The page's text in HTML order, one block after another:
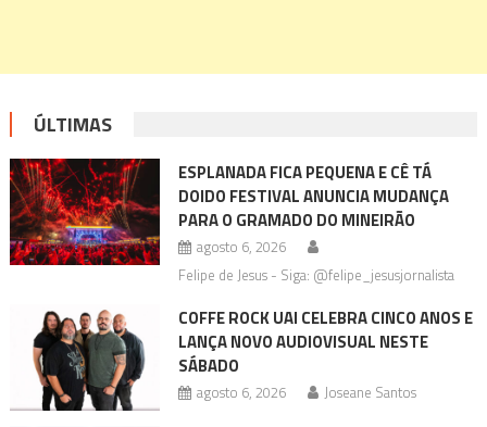
ÚLTIMAS
ESPLANADA FICA PEQUENA E CÊ TÁ
DOIDO FESTIVAL ANUNCIA MUDANÇA
PARA O GRAMADO DO MINEIRÃO
agosto 6, 2026
Felipe de Jesus - Siga: @felipe_jesusjornalista
COFFE ROCK UAI CELEBRA CINCO ANOS E
LANÇA NOVO AUDIOVISUAL NESTE
SÁBADO
agosto 6, 2026 Joseane Santos